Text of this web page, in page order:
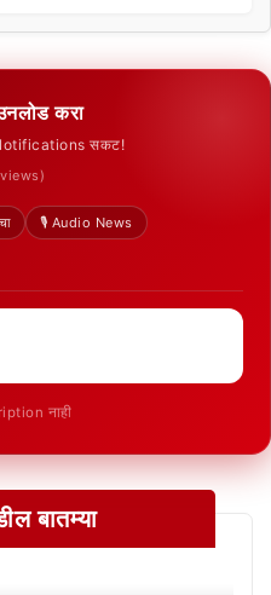
करा
Notifications सकट!
🎙️ Audio News
नाही
बातम्या